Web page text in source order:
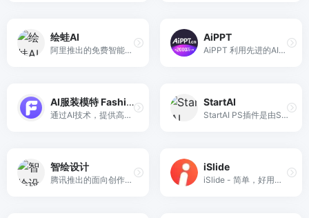
绘蛙AI
阿里推出的免费智能图片、视频创作平台，专注电商场景，支持高清商拍图生成与营销视频制作。
AiPPT
AiPPT 利用先进的AI技术,自动创建并优化PPT模版。AiPPT 的 AI 能为您生成适合的,高质量且独特的 PPT 模版。让你的演示更加专业和吸引人,做 PPT 就用 AiPPT
AI服装模特 Fashionlabs
通过AI技术，提供高品质的AI服装模特，为用户展现服装的魅力，提升品牌形象和销售。
StartAI
StartAI PS插件是由StartAI推出的一款专为设计师打造的基于Photoshop的AI工具，提供了一系列强大的AI功能，轻松提升设计效率，激发无限创意。
智绘设计
腾讯推出的面向创作者以及企业的素材智能化设计生产平台
iSlide
iSlide - 简单，好用的PPT插件！拥有30万+ 原创可商用PPT模板，PPT主题素材，PPT案例，PPT图表，PPT图示，PPT图标，PPT插图和800万+正版图片。提供38个设计辅助实用功能，一键解决PPT设计制做中的难题。